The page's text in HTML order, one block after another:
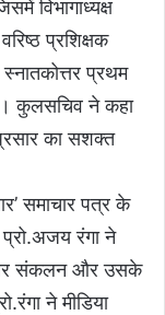
विभागाध्यक्ष
प्रशिक्षक
प्रथम
कुलसचिव ने कहा
का सशक्त
समाचार पत्र के
प्रो.अजय रंगा ने
संकलन और उसके
ने मीडिया